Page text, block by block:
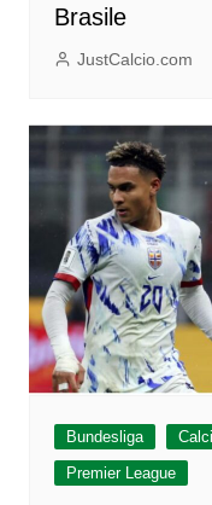
Brasile
JustCalcio.com
Bundesliga
Premier League